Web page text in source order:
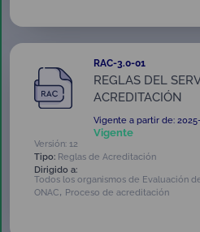
RAC-3.0-01
REGLAS DEL
ACREDITACIÓN
Vigente a partir de:
Vigente
Versión: 12
Tipo: Reglas de Acreditación
Dirigido a:
Todos los organismos de Evaluación
ONAC, Proceso de acreditación